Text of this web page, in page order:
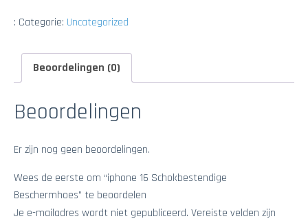
: Categorie: Uncategorized
Beoordelingen (0)
Beoordelingen
Er zijn nog geen beoordelingen.
Wees de eerste om “iphone 16 Schokbestendige
Beschermhoes” te beoordelen
Je e-mailadres wordt niet gepubliceerd. Vereiste velden zijn